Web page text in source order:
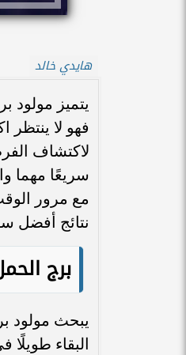
هايدي خالد
يتميز مولود
فهو لا
لاكتشاف
سريعًا مهما
مع مرور
نتائج أفضل
برج
البقاء طويلًا